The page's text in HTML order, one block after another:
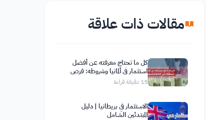
مقالات ذات علاقة
كل ما تحتاج معرفته عن أفضل
استثمار في ألمانيا وشروطه: فرص
واعدة لك في قلب أوروبا
15 دقيقة قراءة
الاستثمار في بريطانيا | دليل
المبتدئين الشامل